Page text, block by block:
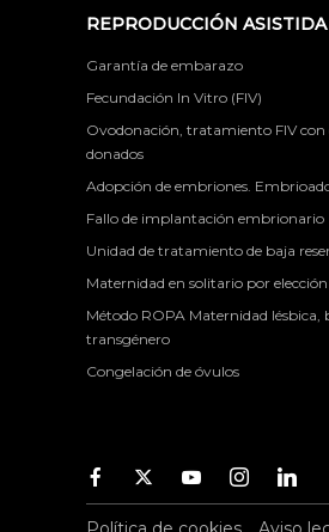
REPRODUCCIÓN ASISTIDA
Garantía de embarazo
Fecundación In Vitro (FIV)
Ovodonación, tratamiento FIV con
donados
Adopción de embriones.
Fallo de implantación embrionario
Unidad de tratamiento de baja
Maternidad en solitario por elección
Método ROPA Maternidad lésbica,
transgénero
Congelación de óvulos
Facebook
TwitterYoutubeInstagram